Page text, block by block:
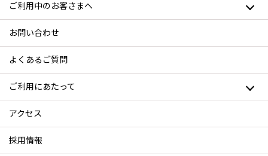
ご利用中のお客さまへ
お問い合わせ
よくあるご質問
ご利用にあたって
アクセス
採用情報